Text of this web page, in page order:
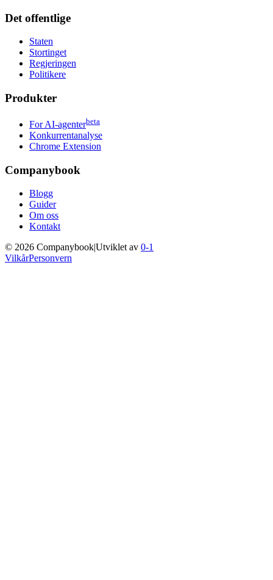
Det offentlige
Staten
Stortinget
Regjeringen
Politikere
Produkter
For AI-agenterbeta
Konkurrentanalyse
Chrome Extension
Companybook
Blogg
Guider
Om oss
Kontakt
© 2026 CompanybookUtviklet av 0-1
VilkårPersonvern